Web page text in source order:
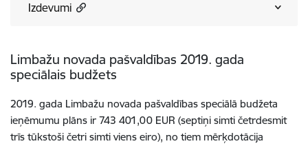
Izdevumi
Limbažu novada pašvaldības 2019. gada
speciālais budžets
2019. gada Limbažu novada pašvaldības speciālā budžeta
ieņēmumu plāns ir 743 401,00 EUR (septiņi simti četrdesmit
trīs tūkstoši četri simti viens eiro), no tiem mērķdotācija